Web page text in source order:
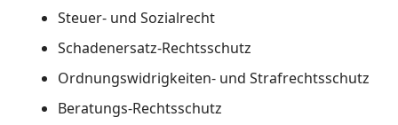
Steuer- und Sozialrecht
Schadenersatz-Rechtsschutz
Ordnungswidrigkeiten- und Strafrechtsschutz
Beratungs-Rechtsschutz